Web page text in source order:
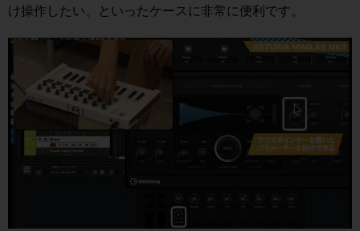
け操作したい、といったケースに非常に便利です。